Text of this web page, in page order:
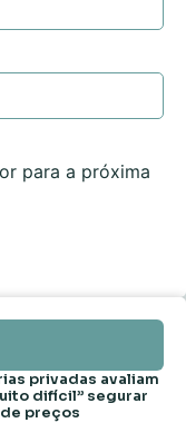
para a próxima
privadas avaliam
difícil” segurar
preços